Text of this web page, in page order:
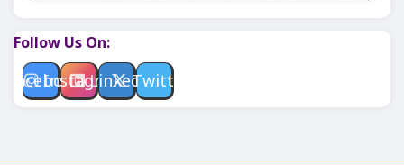
Follow Us On:
Facebook
Instagram
LinkedinTwitter